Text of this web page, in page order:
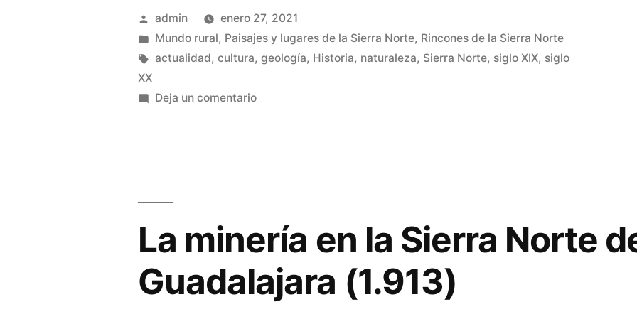
su
emporio
de
plata»
Publicado
por
admin
enero 27, 2021
Publicado
en
Mundo rural, Paisajes y lugares de la Sierra Norte, Rincones de la Sierra Norte
Etiquetas:
actualidad,cultura,geología, Historia, naturaleza, Sierra Norte, siglo XIX, siglo
XX
Deja un comentarioen
La minería en la Sierra Norte
Guadalajara (1.913)